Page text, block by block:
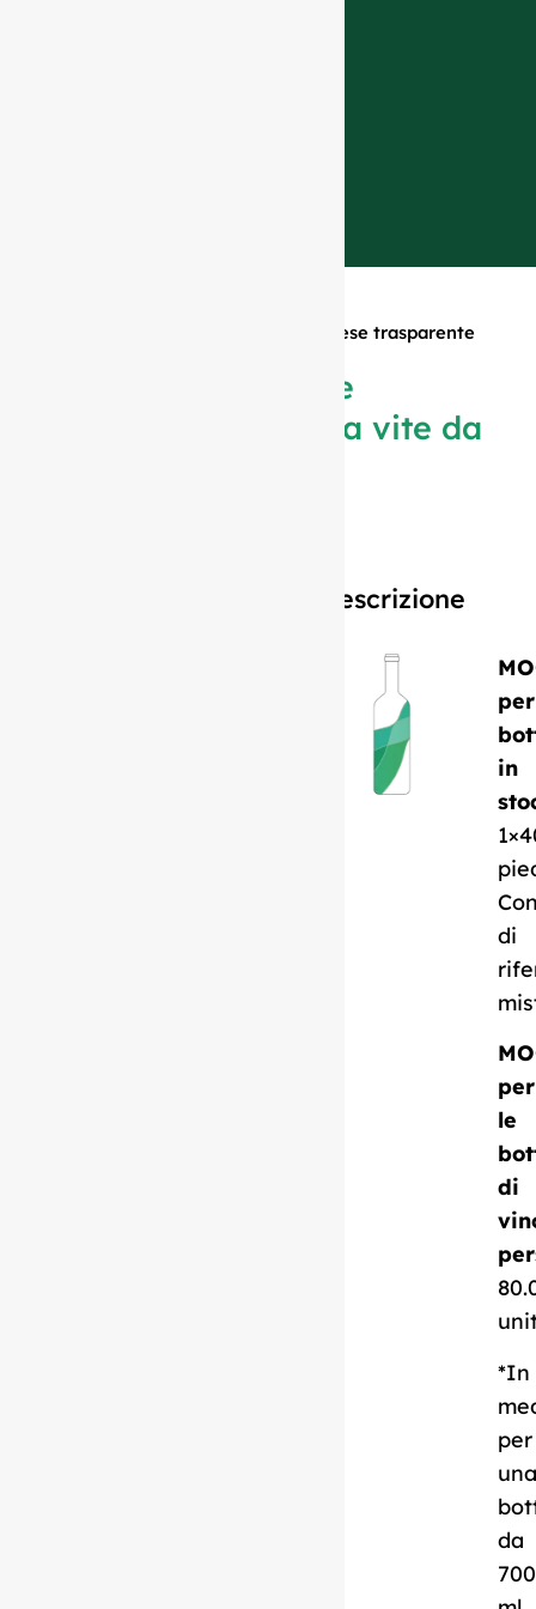
Bottiglia bordolese trasparente
Bottiglia bordolese
trasparente dritta a vite da
Descrizione
per
in
di
per
le
di
*In
per
una
da
700